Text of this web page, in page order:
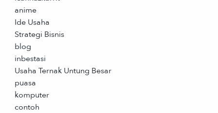
anime
Ide Usaha
Strategi Bisnis
blog
inbestasi
Usaha Ternak Untung Besar
puasa
komputer
contoh